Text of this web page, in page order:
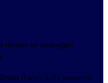
inviato un messaggio
il reset della password